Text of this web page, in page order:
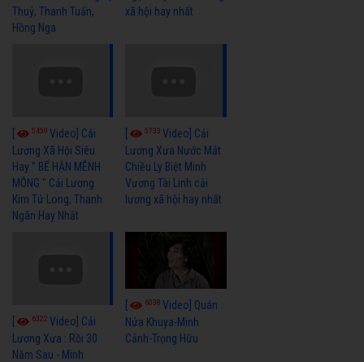
Thuỷ, Thanh Tuấn,
Hồng Nga
xã hội hay nhất
5459 Video] Cải
Lương Xã Hội Siêu
Hay " BỂ HẬN MÊNH
MÔNG " Cải Lương
Kim Tử Long, Thanh
Ngân Hay Nhất
5733Video] Cải
Lương Xưa Nước Mắt
Chiều Ly Biệt Minh
Vương Tài Linh cải
lương xã hội hay nhất
6322 Video] Cải
Lương Xưa : Rồi 30
Năm Sau - Minh
6038Video] Quán
Nửa Khuya-Minh
Cảnh-Trọng Hữu